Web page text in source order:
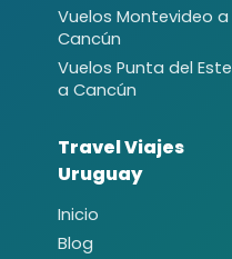
Vuelos Montevideo a
Cancún
Vuelos Punta del Este
a Cancún
Travel Viajes
Uruguay
Inicio
Blog